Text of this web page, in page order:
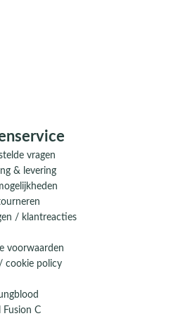
vragen
& levering
/ klantreacties
voorwaarden
cookie policy
Fusion C